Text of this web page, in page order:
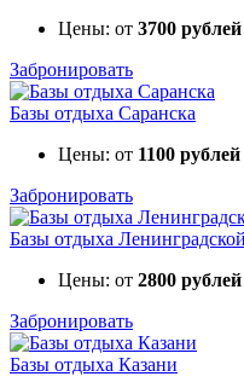
Цены: от 3700 рублей
Забронировать
Базы отдыха Саранска
Цены: от 1100 рублей
Забронировать
Базы отдыха
Цены: от 2800 рублей
Забронировать
Базы отдыха Казани